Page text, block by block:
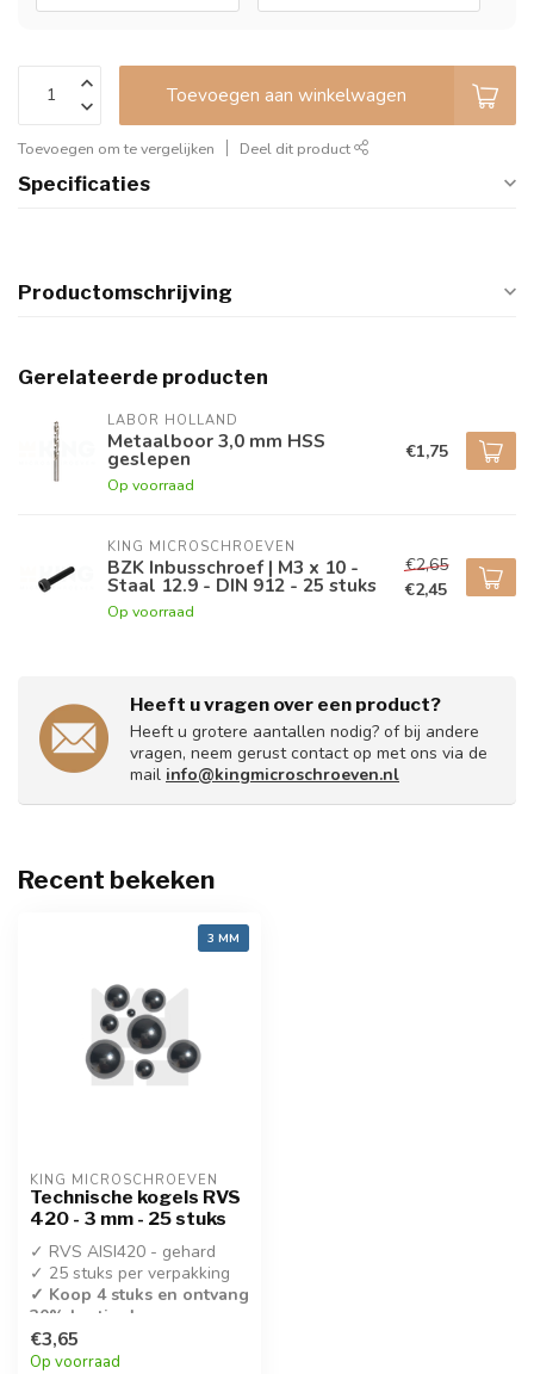
Toevoegen aan winkelwagen
Toevoegen om te vergelijken Deel dit product
Specificaties
Productomschrijving
Gerelateerde producten
LABOR HOLLAND
Metaalboor 3,0 mm HSS
geslepen
Op voorraad
€1,75
KING MICROSCHROEVEN
BZK Inbusschroef | M3 x 10 -
Staal 12.9 - DIN 912 - 25 stuks
Op voorraad
€2,65
€2,45
Heeft u vragen over een product?
Heeft u grotere aantallen nodig? of bij andere
vragen, neem gerust contact op met ons via de
mail info@kingmicroschroeven.nl
Recent bekeken
3 MM
KING MICROSCHROEVEN
Technische kogels RVS
420 - 3 mm - 25 stuks
✓ RVS AISI420 - gehard
✓ 25 stuks per verpakking
✓ Koop 4 stuks en ontvang
30% korting!
✓ 3,0 mm
€3,65
Op voorraad